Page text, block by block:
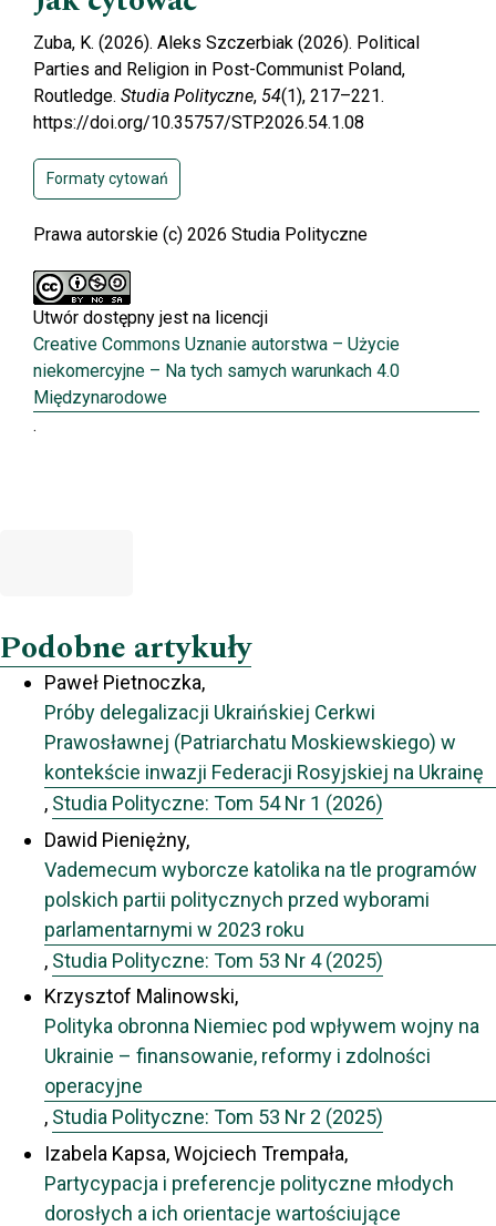
Zuba, K. (2026). Aleks Szczerbiak (2026). Political
Parties and Religion in Post-Communist Poland,
Routledge. Studia Polityczne, 54(1), 217–221.
https://doi.org/10.35757/STP.2026.54.1.08
Formaty cytowań
Prawa autorskie (c) 2026 Studia Polityczne
Utwór dostępny jest na licencji
Creative Commons Uznanie autorstwa – Użycie
niekomercyjne – Na tych samych warunkach 4.0
Międzynarodowe
.
Podobne artykuły
Paweł Pietnoczka,
Próby delegalizacji Ukraińskiej Cerkwi
Prawosławnej (Patriarchatu Moskiewskiego) w
kontekście inwazji Federacji Rosyjskiej na Ukrainę
, Studia Polityczne: Tom 54 Nr 1 (2026)
Dawid Pieniężny,
Vademecum wyborcze katolika na tle programów
polskich partii politycznych przed wyborami
parlamentarnymi w 2023 roku
, Studia Polityczne: Tom 53 Nr 4 (2025)
Krzysztof Malinowski,
Polityka obronna Niemiec pod wpływem wojny na
Ukrainie – finansowanie, reformy i zdolności
operacyjne
, Studia Polityczne: Tom 53 Nr 2 (2025)
Izabela Kapsa, Wojciech Trempała,
Partycypacja i preferencje polityczne młodych
dorosłych a ich orientacje wartościujące